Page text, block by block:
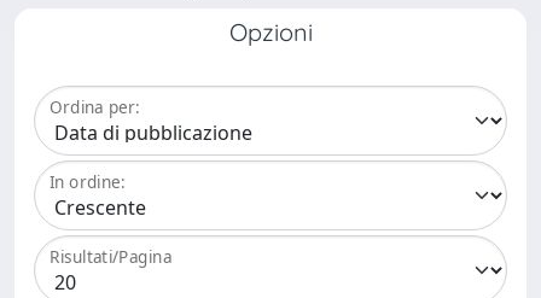
Opzioni
Ordina per:
In ordine:
Risultati/Pagina